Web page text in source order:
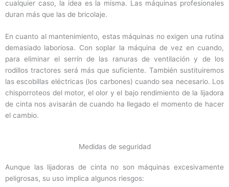
cualquier caso, la idea es la misma. Las máquinas profesionales
duran más que las de bricolaje.
En cuanto al mantenimiento, estas máquinas no exigen una rutina
demasiado laboriosa. Con soplar la máquina de vez en cuando,
para eliminar el serrín de las ranuras de ventilación y de los
rodillos tractores será más que suficiente. También sustituiremos
las escobillas eléctricas (los carbones) cuando sea necesario. Los
chisporroteos del motor, el olor y el bajo rendimiento de la lijadora
de cinta nos avisarán de cuando ha llegado el momento de hacer
el cambio.
Medidas de seguridad
Aunque las lijadoras de cinta no son máquinas excesivamente
peligrosas, su uso implica algunos riesgos: